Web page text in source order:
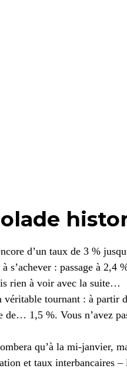
d’un taux de 3 %
s’achever : passage à 2,4
rien à voir avec la suite…
véritable tournant : à
de… 1,5 %. Vous n’avez
qu’à la mi-janvier,
et taux interbancaires –